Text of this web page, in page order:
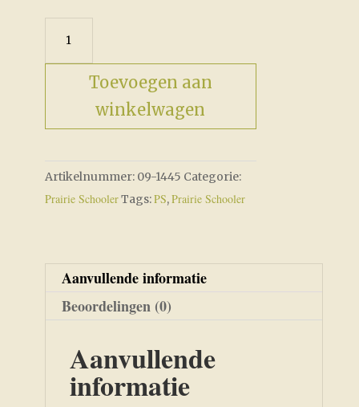
aantal
Toevoegen aan
winkelwagen
Artikelnummer: 09-1445 Categorie:
Prairie SchoolerTags:PS,Prairie Schooler
Aanvullende informatie
Beoordelingen (0)
Aanvullende
informatie